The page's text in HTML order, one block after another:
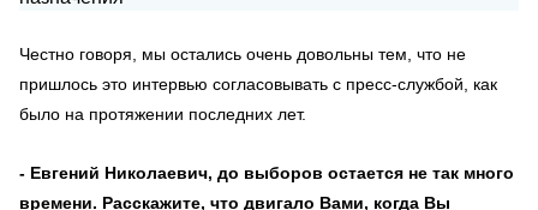
Честно говоря, мы остались очень довольны тем, что не
пришлось это интервью согласовывать с пресс-службой, как
было на протяжении последних лет.
- Евгений Николаевич, до выборов остается не так много
времени. Расскажите, что двигало Вами, когда Вы